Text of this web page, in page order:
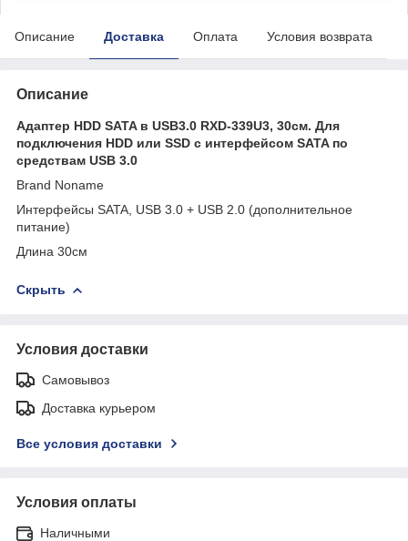
Описание Доставка Оплата Условия возврата
Описание
Адаптер HDD SATA в USB3.0 RXD-339U3, 30см. Для
подключения HDD или SSD с интерфейсом SATA по
средствам USB 3.0
Brand Noname
Интерфейсы SATA, USB 3.0 + USB 2.0 (дополнительное
питание)
Длина 30см
Скрыть
Условия доставки
Самовывоз
Доставка курьером
Все условия доставки
Условия оплаты
Наличными